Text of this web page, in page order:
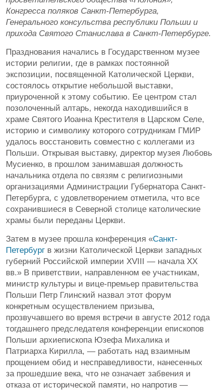
Конгресса поляков Санкт-Петербурга,
Генерального консульства республики Польши и
прихода Святого Станислава в Санкт-Петербурге.
Празднования начались в Государственном музее
истории религии, где в рамках постоянной
экспозиции, посвященной Католической Церкви,
состоялось открытие небольшой выставки,
приуроченной к этому событию. Ее центром стал
позолоченный алтарь, некогда находившийся в
храме Святого Иоанна Крестителя в Царском Селе,
историю и символику которого сотрудникам ГМИР
удалось восстановить совместно с коллегами из
Польши. Открывая выставку, директор музея Любовь
Мусиенко, в прошлом занимавшая должность
начальника отдела по связям с религиозными
организациями Администрации Губернатора Санкт-
Петербурга, с удовлетворением отметила, что все
сохранившиеся в Северной столице католические
храмы были переданы Церкви.
Затем в музее прошла конференция «Санкт-
Петербург в жизни Католической Церкви западных
губерний Российской империи XVIII — начала XX
вв.» В приветствии, направленном ее участникам,
министр культуры и вице-премьер правительства
Польши Петр Глинский назвал этот форум
конкретным осуществлением призыва,
прозвучавшего во время встречи в августе 2012 года
тогдашнего предследателя конференции епископов
Польши архиепископа Юзефа Михалика и
Патриарха Кирилла, — работать над взаимным
прощением обид и несправедливости, нанесенных
за прошедшие века, что не означает забвения и
отказа от исторической памяти, но напротив —